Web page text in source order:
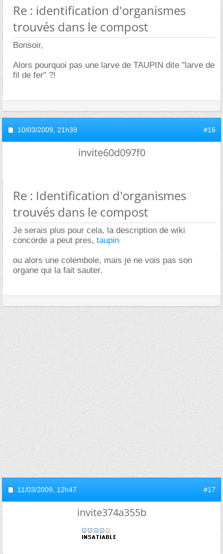
Re : identification d'organismes
trouvés dans le compost
Bonsoir,
Alors pourquoi pas une larve de TAUPIN dite "larve de
fil de fer" ?!
10/03/2009, 21h39 #16
invite60d097f0
Re : Identification d'organismes
trouvés dans le compost
Je serais plus pour cela, la description de wiki
concorde a peut pres, taupin
ou alors une colembole, mais je ne vois pas son
organe qui la fait sauter.
11/03/2009, 12h47 #17
invite374a355b